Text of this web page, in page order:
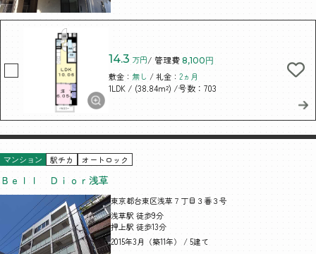
14.3 万円/ 管理費 8,100円
敷金： 無し / 礼金：2ヵ月
1LDK / (38.84m²) /号数：703
マンション 駅チカ オートロック
Ｂｅｌｌ Ｄｉｏｒ浅草
東京都台東区浅草７丁目３番３号
浅草駅 徒歩9分
押上駅 徒歩13分
2015年3月（築11年） / 5建て